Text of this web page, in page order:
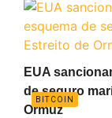
BITCOIN
EUA
de seguro
Ormuz